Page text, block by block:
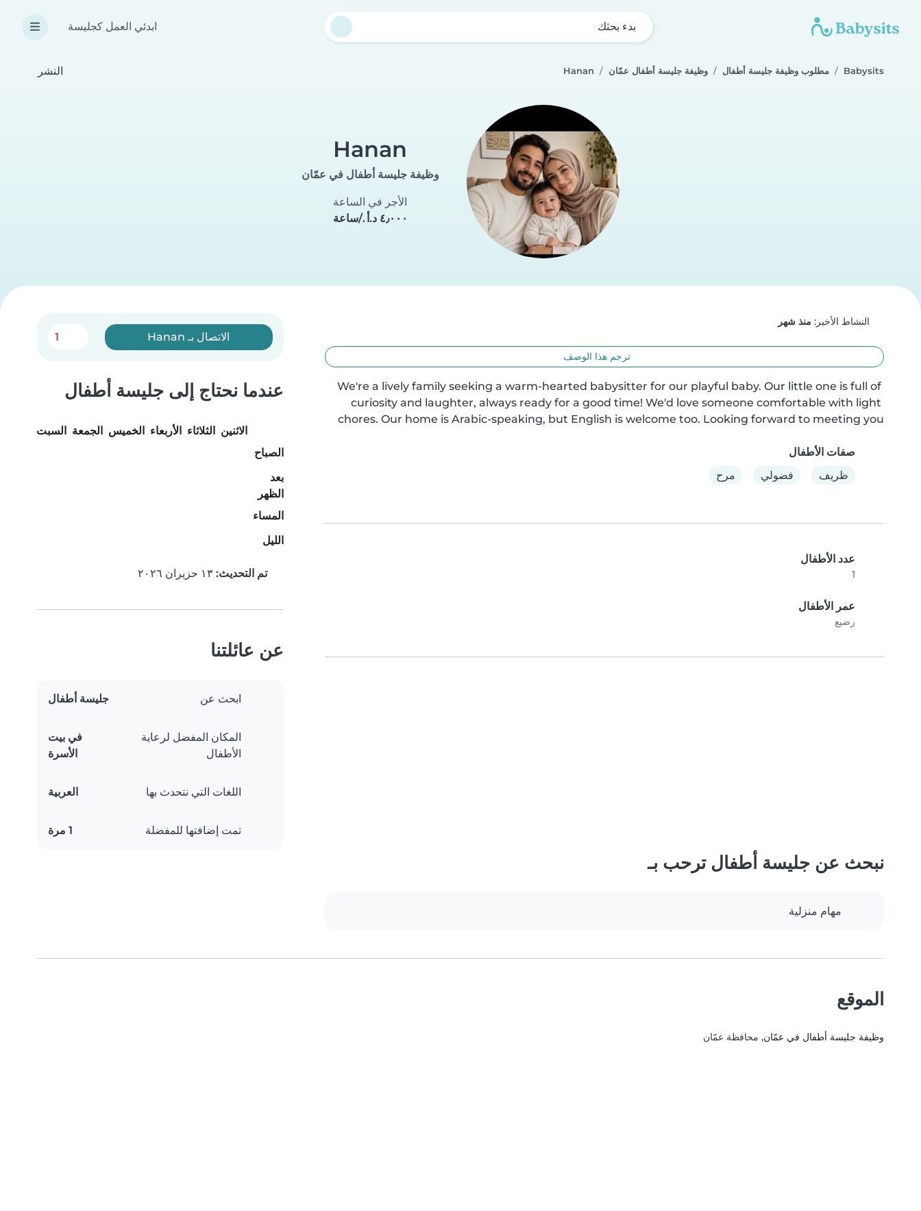
بدء بحثك ابدئي العمل كجليسة
Babysits مطلوب وظيفة جليسة أطفال وظيفة جليسة أطفال عمّان Hanan النشر
Hanan
وظيفة جليسة أطفال في عمّان
الأجر في الساعة
النشاط الأخير: منذ شهر
ترجم هذا الوصف
We're a lively family seeking a warm-hearted babysitter for our playful baby. Our little one is full of
curiosity and laughter, always ready for a good time! We'd love someone comfortable with light
chores. Our home is Arabic-speaking, but English is welcome too. Looking forward to meeting you
صفات الأطفال
ظريف
فضولي مرح
عدد الأطفال
1
عمر الأطفال
رضيع
الاتصال بـ Hanan 1
عندما نحتاج إلى جليسة أطفال
الاثنين الثلاثاء الأربعاء الخميس الجمعة السبت
الصباح
بعد
الظهر
المساء
الليل
تم التحديث:
عن عائلتنا
ابحث عن جليسة أطفال
المكان المفضل لرعاية
الأطفال
في بيت
الأسرة
اللغات التي نتحدث بها العربية
تمت إضافتها للمفضلة 1 مرة
نبحث عن جليسة أطفال ترحب بـ
مهام منزلية
الموقع
وظيفة جليسة أطفال في عمّان, محافظة عمّان